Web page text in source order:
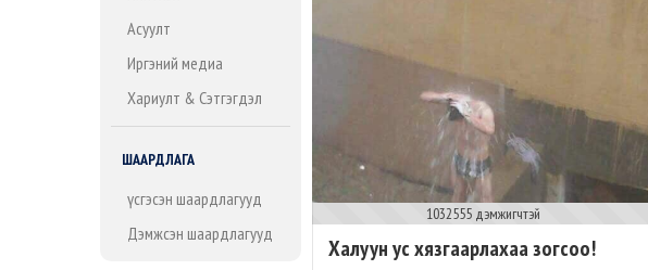
Асуулт
Иргэний медиа
Хариулт & Сэтгэгдэл
ШААРДЛАГА
Үүсгэсэн шаардлагууд
Дэмжсэн шаардлагууд
1032555 дэмжигчтэй
Халуун ус хязгаарлахаа зогсоо!